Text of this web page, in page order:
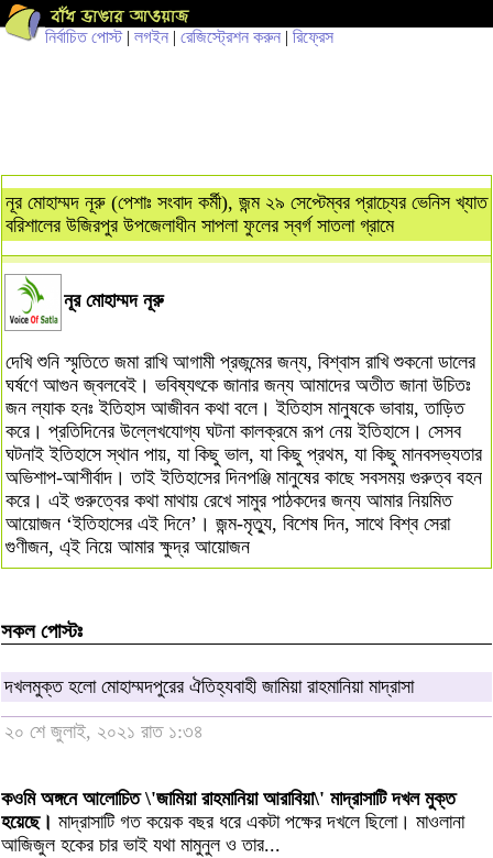
নির্বাচিত পোস্ট| লগইন | রেজিস্ট্রেশন করুন | রিফ্রেস
নূর মোহাম্মদ নূরু (পেশাঃ সংবাদ কর্মী), জন্ম ২৯ সেপ্টেম্বর প্রাচ্যের ভেনিস খ্যাত
বরিশালের উজিরপুর উপজেলাধীন সাপলা ফুলের স্বর্গ সাতলা গ্রামে
নূর মোহাম্মদ নূরু
দেখি শুনি স্মৃতিতে জমা রাখি আগামী প্রজন্মের জন্য, বিশ্বাস রাখি শুকনো ডালের
ঘর্ষণে আগুন জ্বলবেই। ভবিষ্যৎকে জানার জন্য আমাদের অতীত জানা উচিতঃ
জন ল্যাক হনঃ ইতিহাস আজীবন কথা বলে। ইতিহাস মানুষকে ভাবায়, তাড়িত
করে। প্রতিদিনের উল্লেখযোগ্য ঘটনা কালক্রমে রূপ নেয় ইতিহাসে। সেসব
ঘটনাই ইতিহাসে স্থান পায়, যা কিছু ভাল, যা কিছু প্রথম, যা কিছু মানবসভ্যতার
অভিশাপ-আশীর্বাদ। তাই ইতিহাসের দিনপঞ্জি মানুষের কাছে সবসময় গুরুত্ব বহন
করে। এই গুরুত্বের কথা মাথায় রেখে সামুর পাঠকদের জন্য আমার নিয়মিত
আয়োজন ‘ইতিহাসের এই দিনে’। জন্ম-মৃত্যু, বিশেষ দিন, সাথে বিশ্ব সেরা
গুণীজন, এ্ই নিয়ে আমার ক্ষুদ্র আয়োজন
সকল পোস্টঃ
দখলমুক্ত হলো মোহাম্মদপুরের ঐতিহ্যবাহী জামিয়া রাহমানিয়া মাদ্রাসা
২০ শে জুলাই, ২০২১ রাত ১:৩৪
কওমি অঙ্গনে আলোচিত \'জামিয়া রাহমানিয়া আরাবিয়া\' মাদ্রাসাটি দখল মুক্ত
হয়েছে। মাদ্রাসাটি গত কয়েক বছর ধরে একটা পক্ষের দখলে ছিলো। মাওলানা
আজিজুল হকের চার ভাই যথা মামুনুল ও তার...